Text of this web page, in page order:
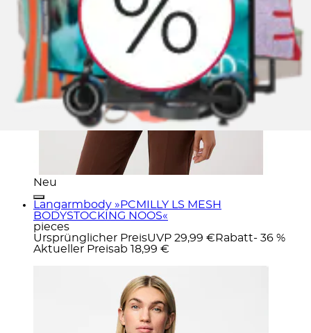
Neu
Langarmbody »PCMILLY LS MESH
BODYSTOCKING NOOS«
pieces
Ursprünglicher PreisUVP 29,99 € Rabatt- 36 %
Aktueller Preisab 18,99 €